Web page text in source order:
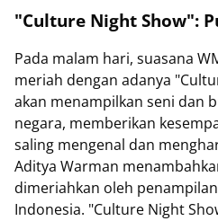
"Culture Night Show":
Pada malam hari, suasana
meriah dengan adanya
akan menampilkan seni dan
negara, memberikan
saling mengenal dan
Aditya Warman
dimeriahkan oleh
Indonesia. "Culture Night